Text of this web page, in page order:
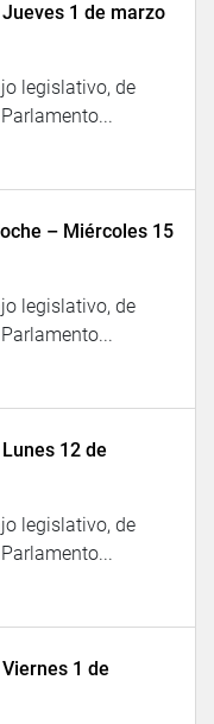
1 de marzo
legislativo, de
– Miércoles 15
legislativo, de
12 de
legislativo, de
1 de